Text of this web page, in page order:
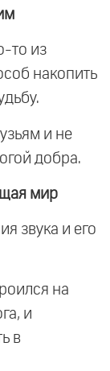
то из
накопить
и не
добра.
мир
звука и его
на
и
в